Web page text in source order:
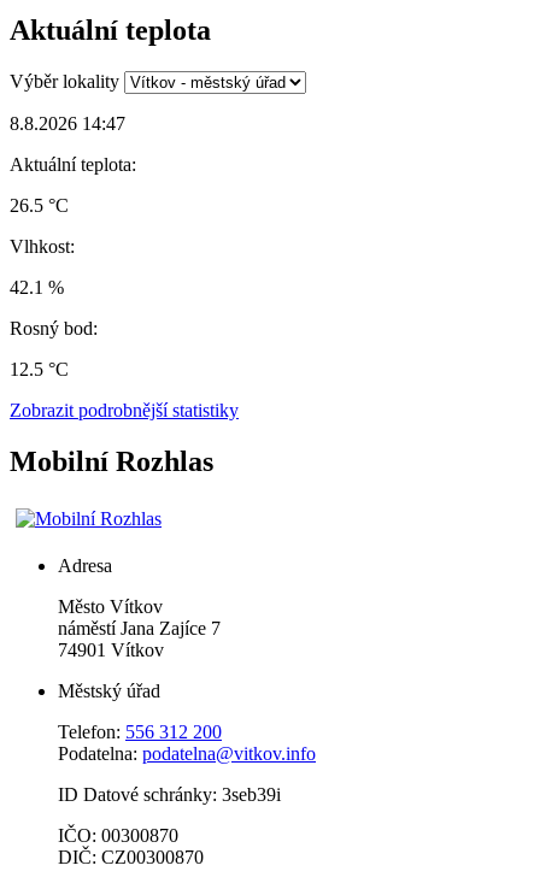
Aktuální teplota
Výběr lokality
8.8.2026 14:47
Aktuální teplota:
26.5 °C
Vlhkost:
42.1 %
Rosný bod:
12.5 °C
Zobrazit podrobnější statistiky
Mobilní Rozhlas
Adresa
Město Vítkov
náměstí Jana Zajíce 7
74901 Vítkov
Městský úřad
Telefon: 556 312 200
Podatelna: podatelna@vitkov.info
ID Datové schránky: 3seb39i
IČO: 00300870
DIČ: CZ00300870